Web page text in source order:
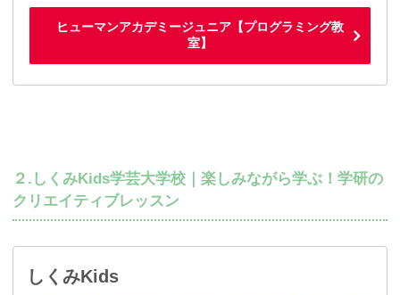
ヒューマンアカデミージュニア【プログラミング教
室】
２.しくみKids学芸大学校｜楽しみながら学ぶ！学研の
クリエイティブレッスン
しくみKids